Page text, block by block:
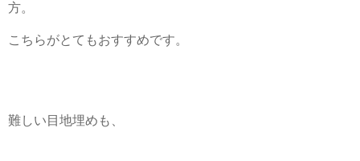
方。
こちらがとてもおすすめです。
難しい目地埋めも、